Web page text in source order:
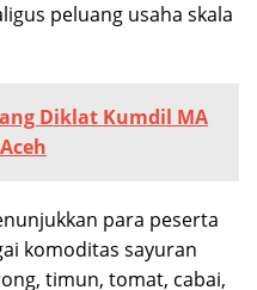
peluang usaha skala
Diklat Kumdil MA
para peserta
komoditas sayuran
timun, tomat, cabai,